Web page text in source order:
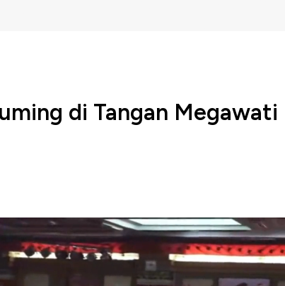
di Tangan Megawati
DPP PDI Perjuangan Hasto Kristiyanto mengatakan
di pemilu Wali Kota Solo ada di tangan Megawati
mekanisme penjaringan dalam pencalonan daerah.